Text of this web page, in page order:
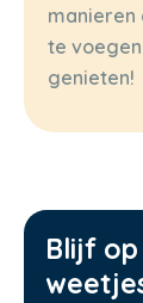
manieren
te
genieten!
Blijf